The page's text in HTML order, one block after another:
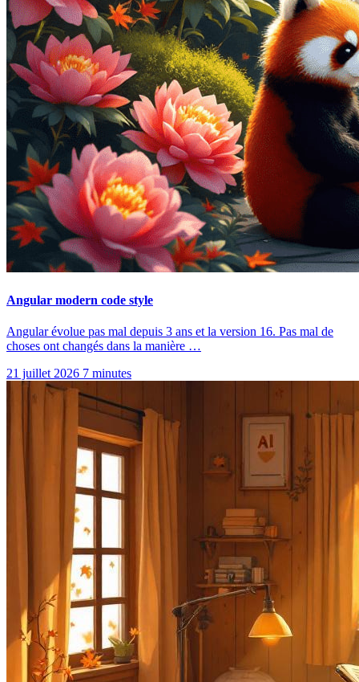
Angular modern code style
Angular évolue pas mal depuis 3 ans et la version 16. Pas mal de
choses ont changés dans la manière …
21 juillet 2026 7 minutes